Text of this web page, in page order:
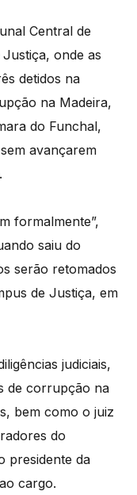
Central de
onde as
detidos na
na Madeira,
do Funchal,
avançarem
formalmente”,
saiu do
serão retomados
de Justiça, em
judiciais,
de corrupção na
bem como o juiz
do
presidente da
cargo.